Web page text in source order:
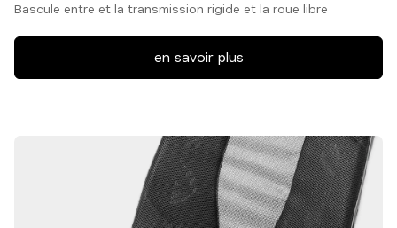
Bascule entre et la transmission rigide et la roue libre
en savoir plus